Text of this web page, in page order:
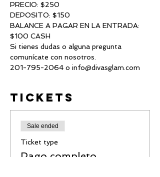
PRECIO: $250
DEPOSITO: $150
BALANCE A PAGAR EN LA ENTRADA:
$100 CASH
Si tienes dudas o alguna pregunta
comunícate con nosotros.
201-795-2064 o info@divasglam.com
Tickets
Sale ended
Ticket type
Pago completo